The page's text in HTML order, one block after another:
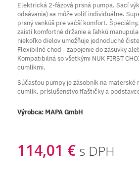
Elektrická 2-fázová prsná pumpa. Sací
odsávania) sa môže voliť individuálne.
prsný vankúš pre väčší komfort.
zaistí komfortné držanie a ľahkú
niekoľko dielov umožňuje jednoduché
Flexibilné chod - zapojenie do zásuvky
Kompatibilná so všetkými NUK FIRST
cumlíkmi.
Súčasťou pumpy je zásobník na
cumlík, príslušenstvo fľaštičky a
Výrobca: MAPA GmbH
114,01 € s DPH